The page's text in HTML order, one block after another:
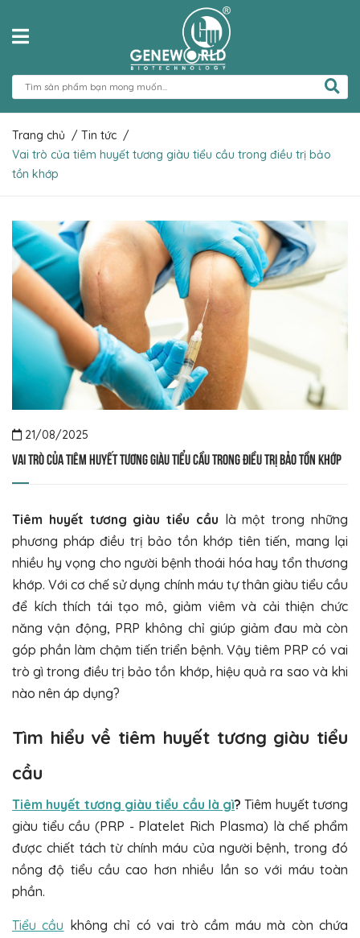
Trang chủ / Tin tức /
Vai trò của tiêm huyết tương giàu tiểu cầu trong điều trị bảo
tồn khớp
21/08/2025
Vai trò của tiêm huyết tương giàu tiểu cầu trong điều trị bảo tồn khớp
Tiêm huyết tương giàu tiểu cầu là một trong những
phương pháp điều trị bảo tồn khớp tiên tiến, mang lại
nhiều hy vọng cho người bệnh thoái hóa hay tổn thương
khớp. Với cơ chế sử dụng chính máu tự thân giàu tiểu cầu
để kích thích tái tạo mô, giảm viêm và cải thiện chức
năng vận động, PRP không chỉ giúp giảm đau mà còn
góp phần làm chậm tiến triển bệnh. Vậy tiêm PRP có vai
trò gì trong điều trị bảo tồn khớp, hiệu quả ra sao và khi
nào nên áp dụng?
Tìm hiểu về tiêm huyết tương giàu tiểu
cầu
Tiêm huyết tương giàu tiểu cầu là gì?Tiêm huyết tương
giàu tiểu cầu (PRP - Platelet Rich Plasma) là chế phẩm
được chiết tách từ chính máu của người bệnh, trong đó
nồng độ tiểu cầu cao hơn nhiều lần so với máu toàn
phần.
Tiểu cầu không chỉ có vai trò cầm máu mà còn chứa